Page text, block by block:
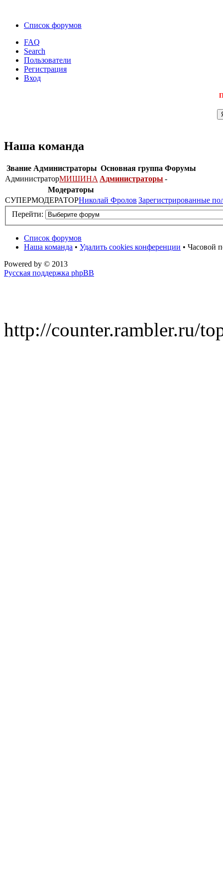
Список форумов
FAQ
Search
Пользователи
Регистрация
Вход
Наша команда
Звание Администраторы Основная группа Форумы
АдминистраторМИШИНА Администраторы -
Модераторы
СУПЕРМОДЕРАТОРНиколай Фролов Зарегистрированные
Перейти:
Список форумов
Наша команда • Удалить cookies конференции • Часовой
Powered by © 2013
Русская поддержка phpBB
http://counter.rambler.ru/